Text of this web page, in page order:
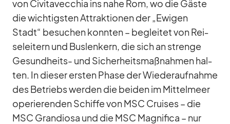
von Ci­vi­ta­vec­chia ins nahe Rom, wo die Gäste
die wich­tigs­ten At­trak­tio­nen der „Ewi­gen
Stadt“ be­su­chen konn­ten – be­glei­tet von Rei­
se­lei­tern und Bus­len­kern, die sich an strenge
Ge­sund­heits- und Si­cher­heits­maß­nah­men hal­
ten. In die­ser ers­ten Phase der Wie­der­auf­nahme
des Be­triebs wer­den die bei­den im Mit­tel­meer
ope­rie­ren­den Schiffe von MSC Crui­ses – die
MSC Gran­diosa und die MSC Ma­gni­fica – nur